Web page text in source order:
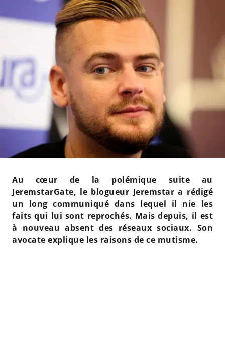
Au cœur de la polémique suite au
JeremstarGate, le blogueur Jeremstar a rédigé
un long communiqué dans lequel il nie les
faits qui lui sont reprochés. Mais depuis, il est
à nouveau absent des réseaux sociaux. Son
avocate explique les raisons de ce mutisme.